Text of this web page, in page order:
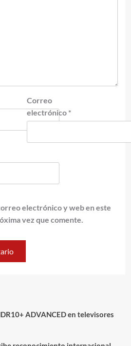
Correo
electrónico *
electrónico y web en este
vez que comente.
ADVANCED en televisores